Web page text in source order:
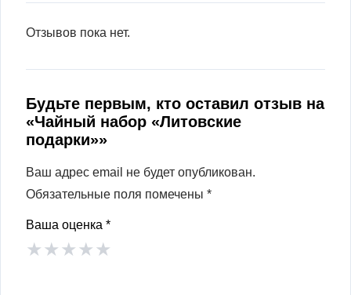
Отзывов пока нет.
Будьте первым, кто оставил отзыв на
«Чайный набор «Литовские
подарки»»
Ваш адрес email не будет опубликован.
Обязательные поля помечены *
Ваша оценка *
★★★★★